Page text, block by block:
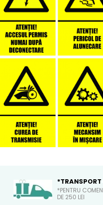
*PENTRU
DE 250 LEI